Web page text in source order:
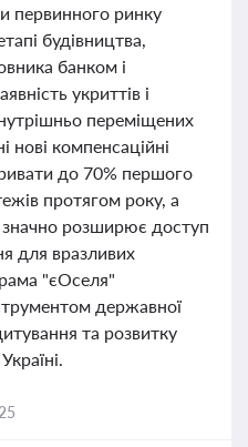
первинного ринку
будівництва,
банком і
укриттів і
переміщених
нові компенсаційні
до 70% першого
протягом року, а
розширює доступ
для вразливих
"єОселя"
державної
та розвитку